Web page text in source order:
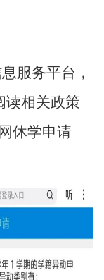
服务平台，
读相关政策
休学申请